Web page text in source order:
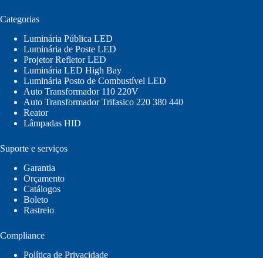
Categorias
Luminária Pública LED
Luminária de Poste LED
Projetor Refletor LED
Luminária LED High Bay
Luminária Posto de Combustível LED
Auto Transformador 110 220V
Auto Transformador Trifasico 220 380 440
Reator
Lâmpadas HID
Suporte e serviços
Garantia
Orçamento
Catálogos
Boleto
Rastreio
Compliance
Política de Privacidade